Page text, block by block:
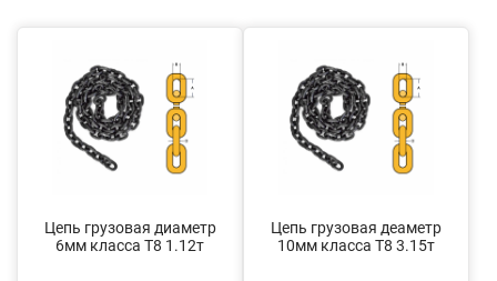
Цепь грузовая диаметр
6мм класса Т8 1.12т
Цепь грузовая деаметр
10мм класса Т8 3.15т